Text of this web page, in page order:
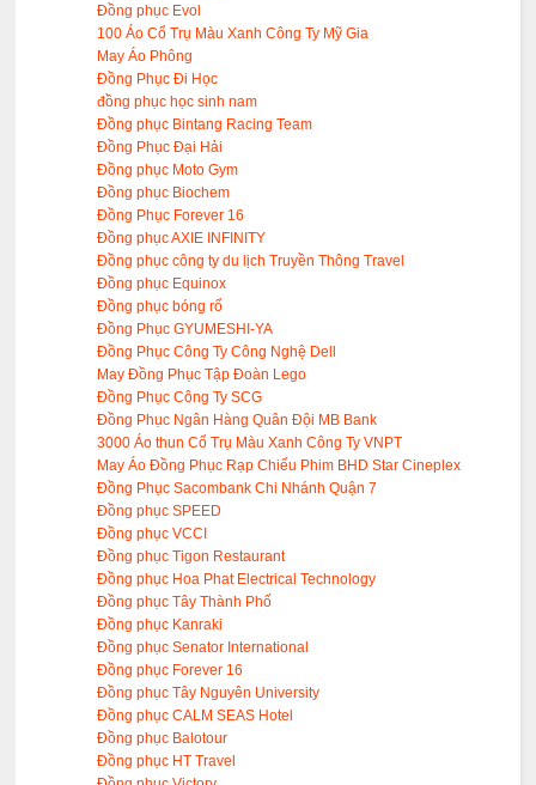
Đồng phục Evol
100 Áo Cổ Trụ Màu Xanh Công Ty Mỹ Gia
May Áo Phông
Đồng Phục Đi Học
đồng phục học sinh nam
Đồng phục Bintang Racing Team
Đồng Phục Đại Hải
Đồng phục Moto Gym
Đồng phục Biochem
Đồng Phục Forever 16
Đồng phục AXIE INFINITY
Đồng phục công ty du lịch Truyền Thông Travel
Đồng phục Equinox
Đồng phục bóng rổ
Đồng Phục GYUMESHI-YA
Đồng Phục Công Ty Công Nghệ Dell
May Đồng Phục Tập Đoàn Lego
Đồng Phục Công Ty SCG
Đồng Phục Ngân Hàng Quân Đội MB Bank
3000 Áo thun Cổ Trụ Màu Xanh Công Ty VNPT
May Áo Đồng Phục Rạp Chiếu Phim BHD Star Cineplex
Đồng Phục Sacombank Chi Nhánh Quận 7
Đồng phục SPEED
Đồng phục VCCI
Đồng phục Tigon Restaurant
Đồng phục Hoa Phat Electrical Technology
Đồng phục Tây Thành Phố
Đồng phục Kanraki
Đồng phục Senator International
Đồng phục Forever 16
Đồng phục Tây Nguyên University
Đồng phục CALM SEAS Hotel
Đồng phục Balotour
Đồng phục HT Travel